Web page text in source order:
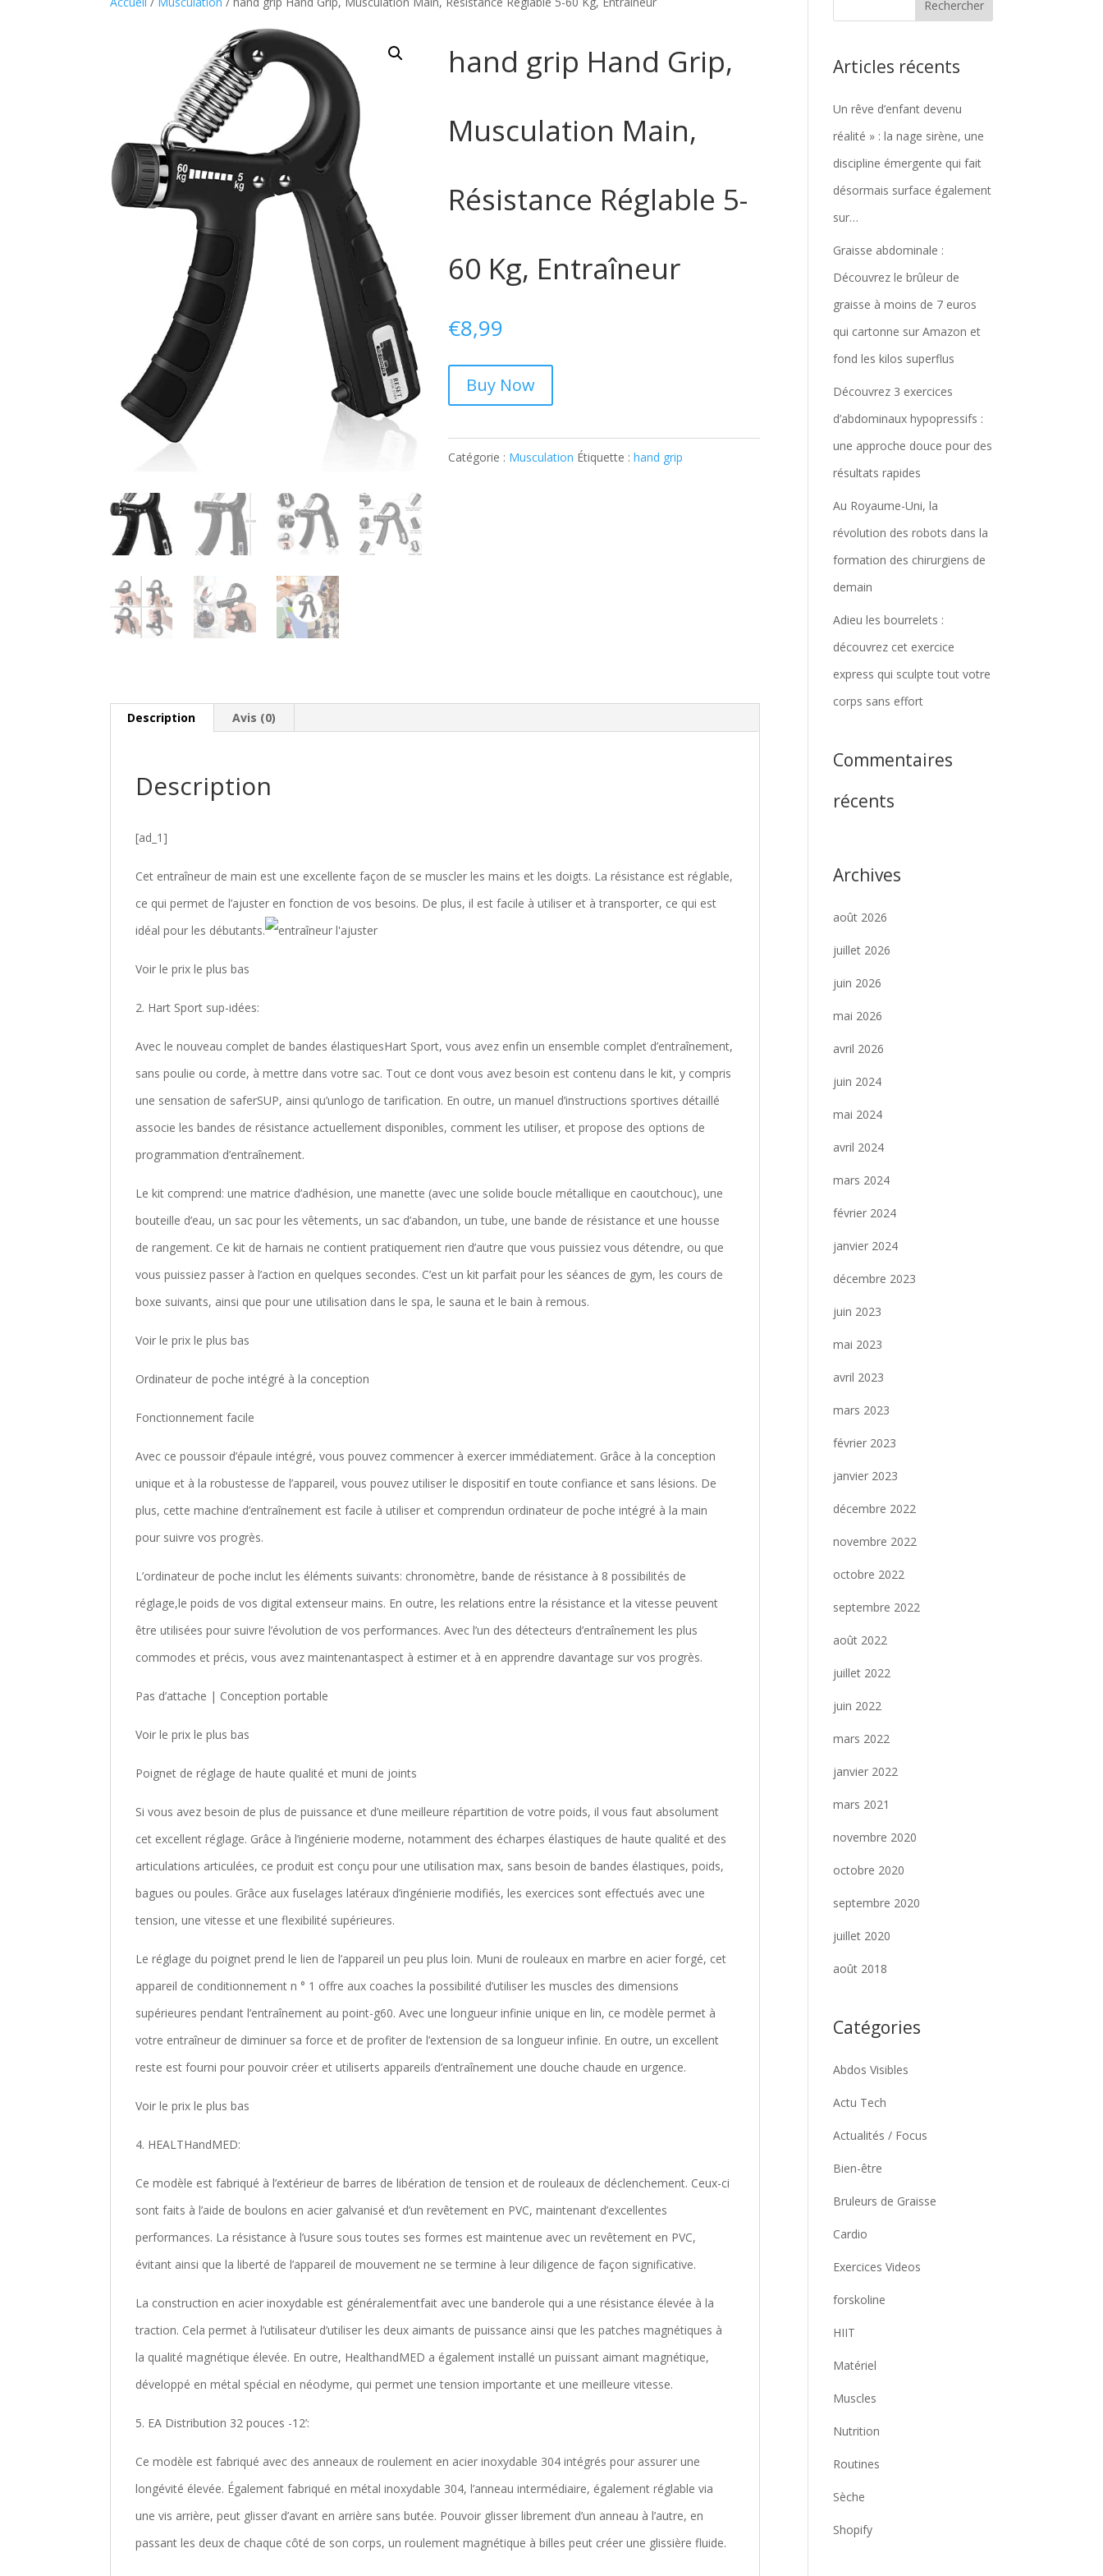
hand grip Hand Grip,
Musculation Main,
Résistance Réglable 5-
60 Kg, Entraîneur
€8,99
Buy Now
Catégorie : Musculation Étiquette :hand grip
Description Avis (0)
Description
[ad_1]
Cet entraîneur de main est une excellente façon de se muscler les mains et les doigts. La résistance est réglable,
ce qui permet de l’ajuster en fonction de vos besoins. De plus, il est facile à utiliser et à transporter, ce qui est
idéal pour les débutants.
Voir le prix le plus bas
2. Hart Sport sup-idées:
Avec le nouveau complet de bandes élastiquesHart Sport, vous avez enfin un ensemble complet d’entraînement,
sans poulie ou corde, à mettre dans votre sac. Tout ce dont vous avez besoin est contenu dans le kit, y compris
une sensation de saferSUP, ainsi qu’unlogo de tarification. En outre, un manuel d’instructions sportives détaillé
associe les bandes de résistance actuellement disponibles, comment les utiliser, et propose des options de
programmation d’entraînement.
Le kit comprend: une matrice d’adhésion, une manette (avec une solide boucle métallique en caoutchouc), une
bouteille d’eau, un sac pour les vêtements, un sac d’abandon, un tube, une bande de résistance et une housse
de rangement. Ce kit de harnais ne contient pratiquement rien d’autre que vous puissiez vous détendre, ou que
vous puissiez passer à l’action en quelques secondes. C’est un kit parfait pour les séances de gym, les cours de
boxe suivants, ainsi que pour une utilisation dans le spa, le sauna et le bain à remous.
Voir le prix le plus bas
Ordinateur de poche intégré à la conception
Fonctionnement facile
Avec ce poussoir d’épaule intégré, vous pouvez commencer à exercer immédiatement. Grâce à la conception
unique et à la robustesse de l’appareil, vous pouvez utiliser le dispositif en toute confiance et sans lésions. De
plus, cette machine d’entraînement est facile à utiliser et comprendun ordinateur de poche intégré à la main
pour suivre vos progrès.
L’ordinateur de poche inclut les éléments suivants: chronomètre, bande de résistance à 8 possibilités de
réglage,le poids de vos digital extenseur mains. En outre, les relations entre la résistance et la vitesse peuvent
être utilisées pour suivre l’évolution de vos performances. Avec l’un des détecteurs d’entraînement les plus
commodes et précis, vous avez maintenantaspect à estimer et à en apprendre davantage sur vos progrès.
Pas d’attache | Conception portable
Voir le prix le plus bas
Poignet de réglage de haute qualité et muni de joints
Si vous avez besoin de plus de puissance et d’une meilleure répartition de votre poids, il vous faut absolument
cet excellent réglage. Grâce à l’ingénierie moderne, notamment des écharpes élastiques de haute qualité et des
articulations articulées, ce produit est conçu pour une utilisation max, sans besoin de bandes élastiques, poids,
bagues ou poules. Grâce aux fuselages latéraux d’ingénierie modifiés, les exercices sont effectués avec une
tension, une vitesse et une flexibilité supérieures.
Le réglage du poignet prend le lien de l’appareil un peu plus loin. Muni de rouleaux en marbre en acier forgé, cet
appareil de conditionnement n ° 1 offre aux coaches la possibilité d’utiliser les muscles des dimensions
supérieures pendant l’entraînement au point-g60. Avec une longueur infinie unique en lin, ce modèle permet à
votre entraîneur de diminuer sa force et de profiter de l’extension de sa longueur infinie. En outre, un excellent
reste est fourni pour pouvoir créer et utiliserts appareils d’entraînement une douche chaude en urgence.
Voir le prix le plus bas
4. HEALTHandMED:
Ce modèle est fabriqué à l’extérieur de barres de libération de tension et de rouleaux de déclenchement. Ceux-ci
sont faits à l’aide de boulons en acier galvanisé et d’un revêtement en PVC, maintenant d’excellentes
performances. La résistance à l’usure sous toutes ses formes est maintenue avec un revêtement en PVC,
évitant ainsi que la liberté de l’appareil de mouvement ne se termine à leur diligence de façon significative.
La construction en acier inoxydable est généralementfait avec une banderole qui a une résistance élevée à la
traction. Cela permet à l’utilisateur d’utiliser les deux aimants de puissance ainsi que les patches magnétiques à
la qualité magnétique élevée. En outre, HealthandMED a également installé un puissant aimant magnétique,
développé en métal spécial en néodyme, qui permet une tension importante et une meilleure vitesse.
5. EA Distribution 32 pouces -12’:
Ce modèle est fabriqué avec des anneaux de roulement en acier inoxydable 304 intégrés pour assurer une
longévité élevée. Également fabriqué en métal inoxydable 304, l’anneau intermédiaire, également réglable via
une vis arrière, peut glisser d’avant en arrière sans butée. Pouvoir glisser librement d’un anneau à l’autre, en
passant les deux de chaque côté de son corps, un roulement magnétique à billes peut créer une glissière fluide.
Articles récents
Un rêve d’enfant devenu
réalité » : la nage sirène, une
discipline émergente qui fait
désormais surface également
sur…
Graisse abdominale :
Découvrez le brûleur de
graisse à moins de 7 euros
qui cartonne sur Amazon et
fond les kilos superflus
Découvrez 3 exercices
d’abdominaux hypopressifs :
une approche douce pour des
résultats rapides
Au Royaume-Uni, la
révolution des robots dans la
formation des chirurgiens de
demain
Adieu les bourrelets :
découvrez cet exercice
express qui sculpte tout votre
corps sans effort
Commentaires
récents
Archives
août 2026
juillet 2026
juin 2026
mai 2026
avril 2026
juin 2024
mai 2024
avril 2024
mars 2024
février 2024
janvier 2024
décembre 2023
juin 2023
mai 2023
avril 2023
mars 2023
février 2023
janvier 2023
décembre 2022
novembre 2022
octobre 2022
septembre 2022
août 2022
juillet 2022
juin 2022
mars 2022
janvier 2022
mars 2021
novembre 2020
octobre 2020
septembre 2020
juillet 2020
août 2018
Catégories
Abdos Visibles
Actu Tech
Actualités / Focus
Bien-être
Bruleurs de Graisse
Cardio
Exercices Videos
forskoline
HIIT
Matériel
Muscles
Nutrition
Routines
Sèche
Shopify